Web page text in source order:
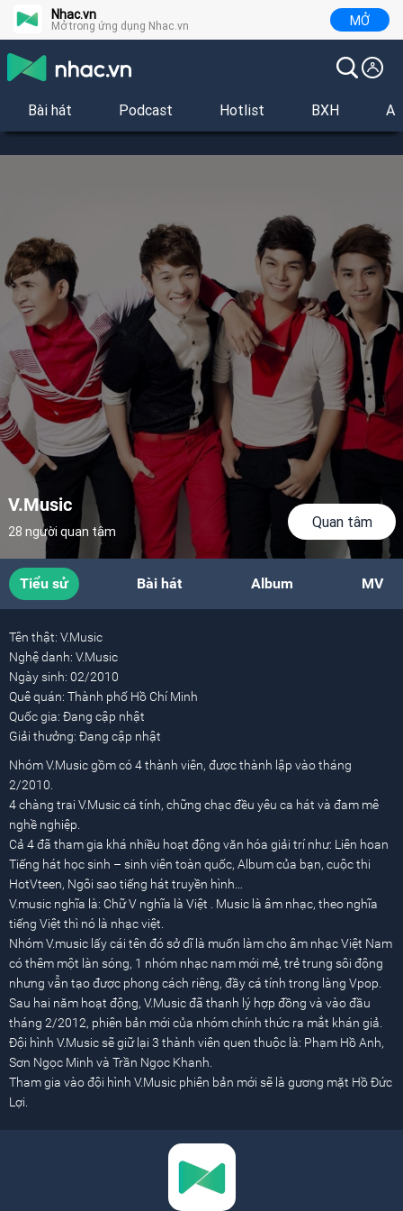
Nhac.vn
Mở trong ứng dụng Nhac.vn MỞ
Bài hát Podcast Hotlist BXH
V.Music
28 người quan tâm
Quan tâm
Tiểu sử Bài hát Album MV
Tên thật: V.Music
Nghệ danh: V.Music
Ngày sinh: 02/2010
Quê quán: Thành phố Hồ Chí Minh
Quốc gia: Đang cập nhật
Giải thưởng: Đang cập nhật
Nhóm V.Music gồm có 4 thành viên, được thành lập vào tháng
2/2010.
4 chàng trai V.Music cá tính, chững chạc đều yêu ca hát và đam mê
nghề nghiệp.
Cả 4 đã tham gia khá nhiều hoạt động văn hóa giải trí như: Liên hoan
Tiếng hát học sinh – sinh viên toàn quốc, Album của bạn, cuộc thi
HotVteen, Ngôi sao tiếng hát truyền hình…
V.music nghĩa là: Chữ V nghĩa là Việt . Music là âm nhạc, theo nghĩa
tiếng Việt thì nó là nhạc việt.
Nhóm V.music lấy cái tên đó sở dĩ là muốn làm cho âm nhạc Việt Nam
có thêm một làn sóng, 1 nhóm nhạc nam mới mẻ, trẻ trung sôi động
nhưng vẫn tạo được phong cách riêng, đầy cá tính trong làng Vpop.
Sau hai năm hoạt động, V.Music đã thanh lý hợp đồng và vào đầu
tháng 2/2012, phiên bản mới của nhóm chính thức ra mắt khán giả.
Đội hình V.Music sẽ giữ lại 3 thành viên quen thuộc là: Phạm Hồ Anh,
Sơn Ngọc Minh và Trần Ngọc Khanh.
Tham gia vào đội hình V.Music phiên bản mới sẽ là gương mặt Hồ Đức
Lợi.